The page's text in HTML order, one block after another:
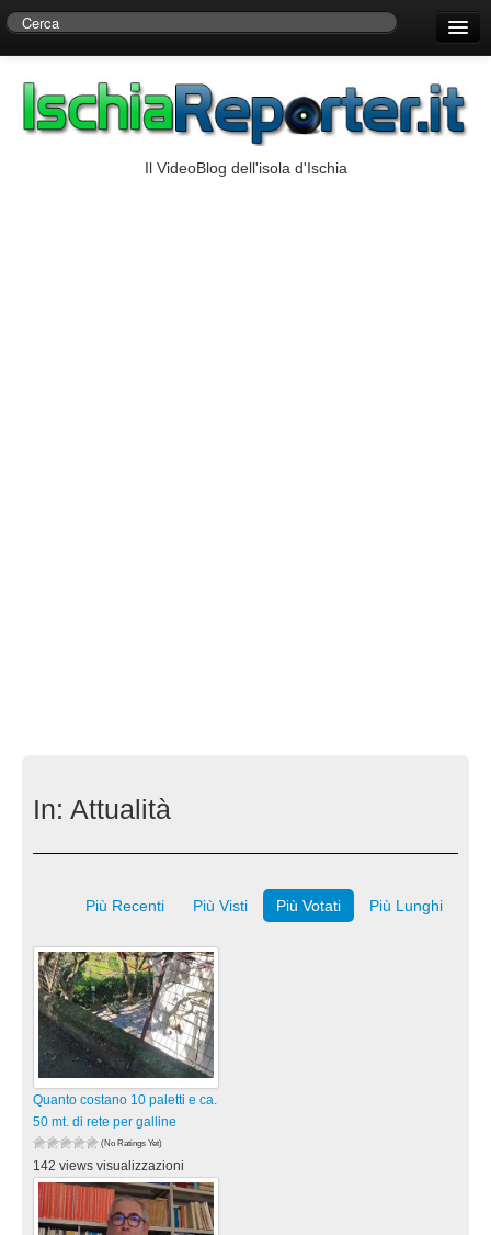
Centro di Ricerche Storiche D’Ambra
Il VideoBlog dell'isola d'Ischia
In: Attualità
Più Recenti Più Visti Più Votati Più Lunghi
Quanto costano 10 paletti e ca.
50 mt. di rete per galline
(No Ratings Yet)
142 views visualizzazioni